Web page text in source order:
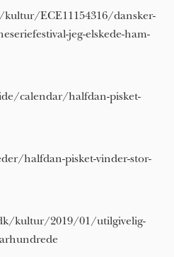
ECE11154316/dansker-
jeg-elskede-ham-
calendar/halfdan-pisket-
halfdan-pisket-vinder-stor-
kultur/2019/01/utilgivelig-